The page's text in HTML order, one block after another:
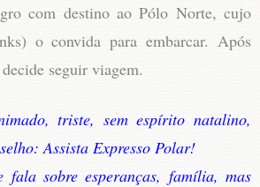
com destino ao Pólo Norte, cujo
o convida para embarcar. Após
seguir viagem.
triste, sem espírito natalino,
Assista Expresso Polar!
sobre esperanças, família, mas